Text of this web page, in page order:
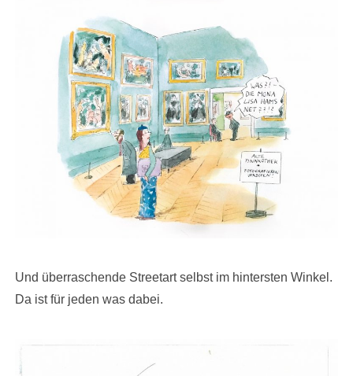
Und überraschende Streetart selbst im hintersten Winkel.
Da ist für jeden was dabei.